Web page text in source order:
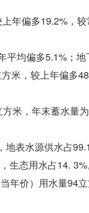
年偏多19.2%，
平均偏多5.1%；
米，较上年偏多
米，年末蓄水量
表水源供水占
生态用水占14. 3%
年价）用水量94